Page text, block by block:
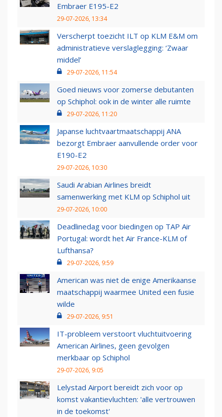
Embraer E195-E2
29-07-2026, 13:34
Verscherpt toezicht ILT op KLM E&M om
administratieve verslaglegging: ‘Zwaar
middel’
29-07-2026, 11:54
Goed nieuws voor zomerse debutanten
op Schiphol: ook in de winter alle ruimte
29-07-2026, 11:20
Japanse luchtvaartmaatschappij ANA
bezorgt Embraer aanvullende order voor
E190-E2
29-07-2026, 10:30
Saudi Arabian Airlines breidt
samenwerking met KLM op Schiphol uit
29-07-2026, 10:00
Deadlinedag voor biedingen op TAP Air
Portugal: wordt het Air France-KLM of
Lufthansa?
29-07-2026, 9:59
American was niet de enige Amerikaanse
maatschappij waarmee United een fusie
wilde
29-07-2026, 9:51
IT-probleem verstoort vluchtuitvoering
American Airlines, geen gevolgen
merkbaar op Schiphol
29-07-2026, 9:05
Lelystad Airport bereidt zich voor op
komst vakantievluchten: 'alle vertrouwen
in de toekomst'